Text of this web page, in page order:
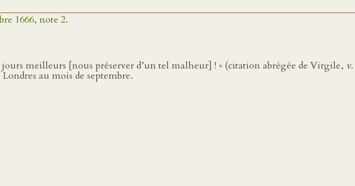
1666, note 2.
jours meilleurs [nous préserver d’un tel malheur] ! » (citation abrégée de Virgile, v
au mois de septembre.